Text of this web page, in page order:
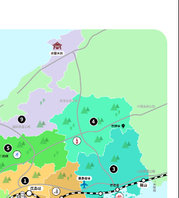
災難發生期間的交通資訊
廣島縣觀光宣傳冊